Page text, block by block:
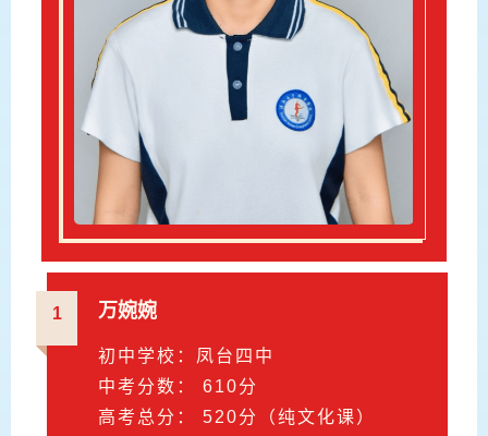
1 万婉婉
初中学校：凤台四中
中考分数： 610分
高考总分： 520分（纯文化课）